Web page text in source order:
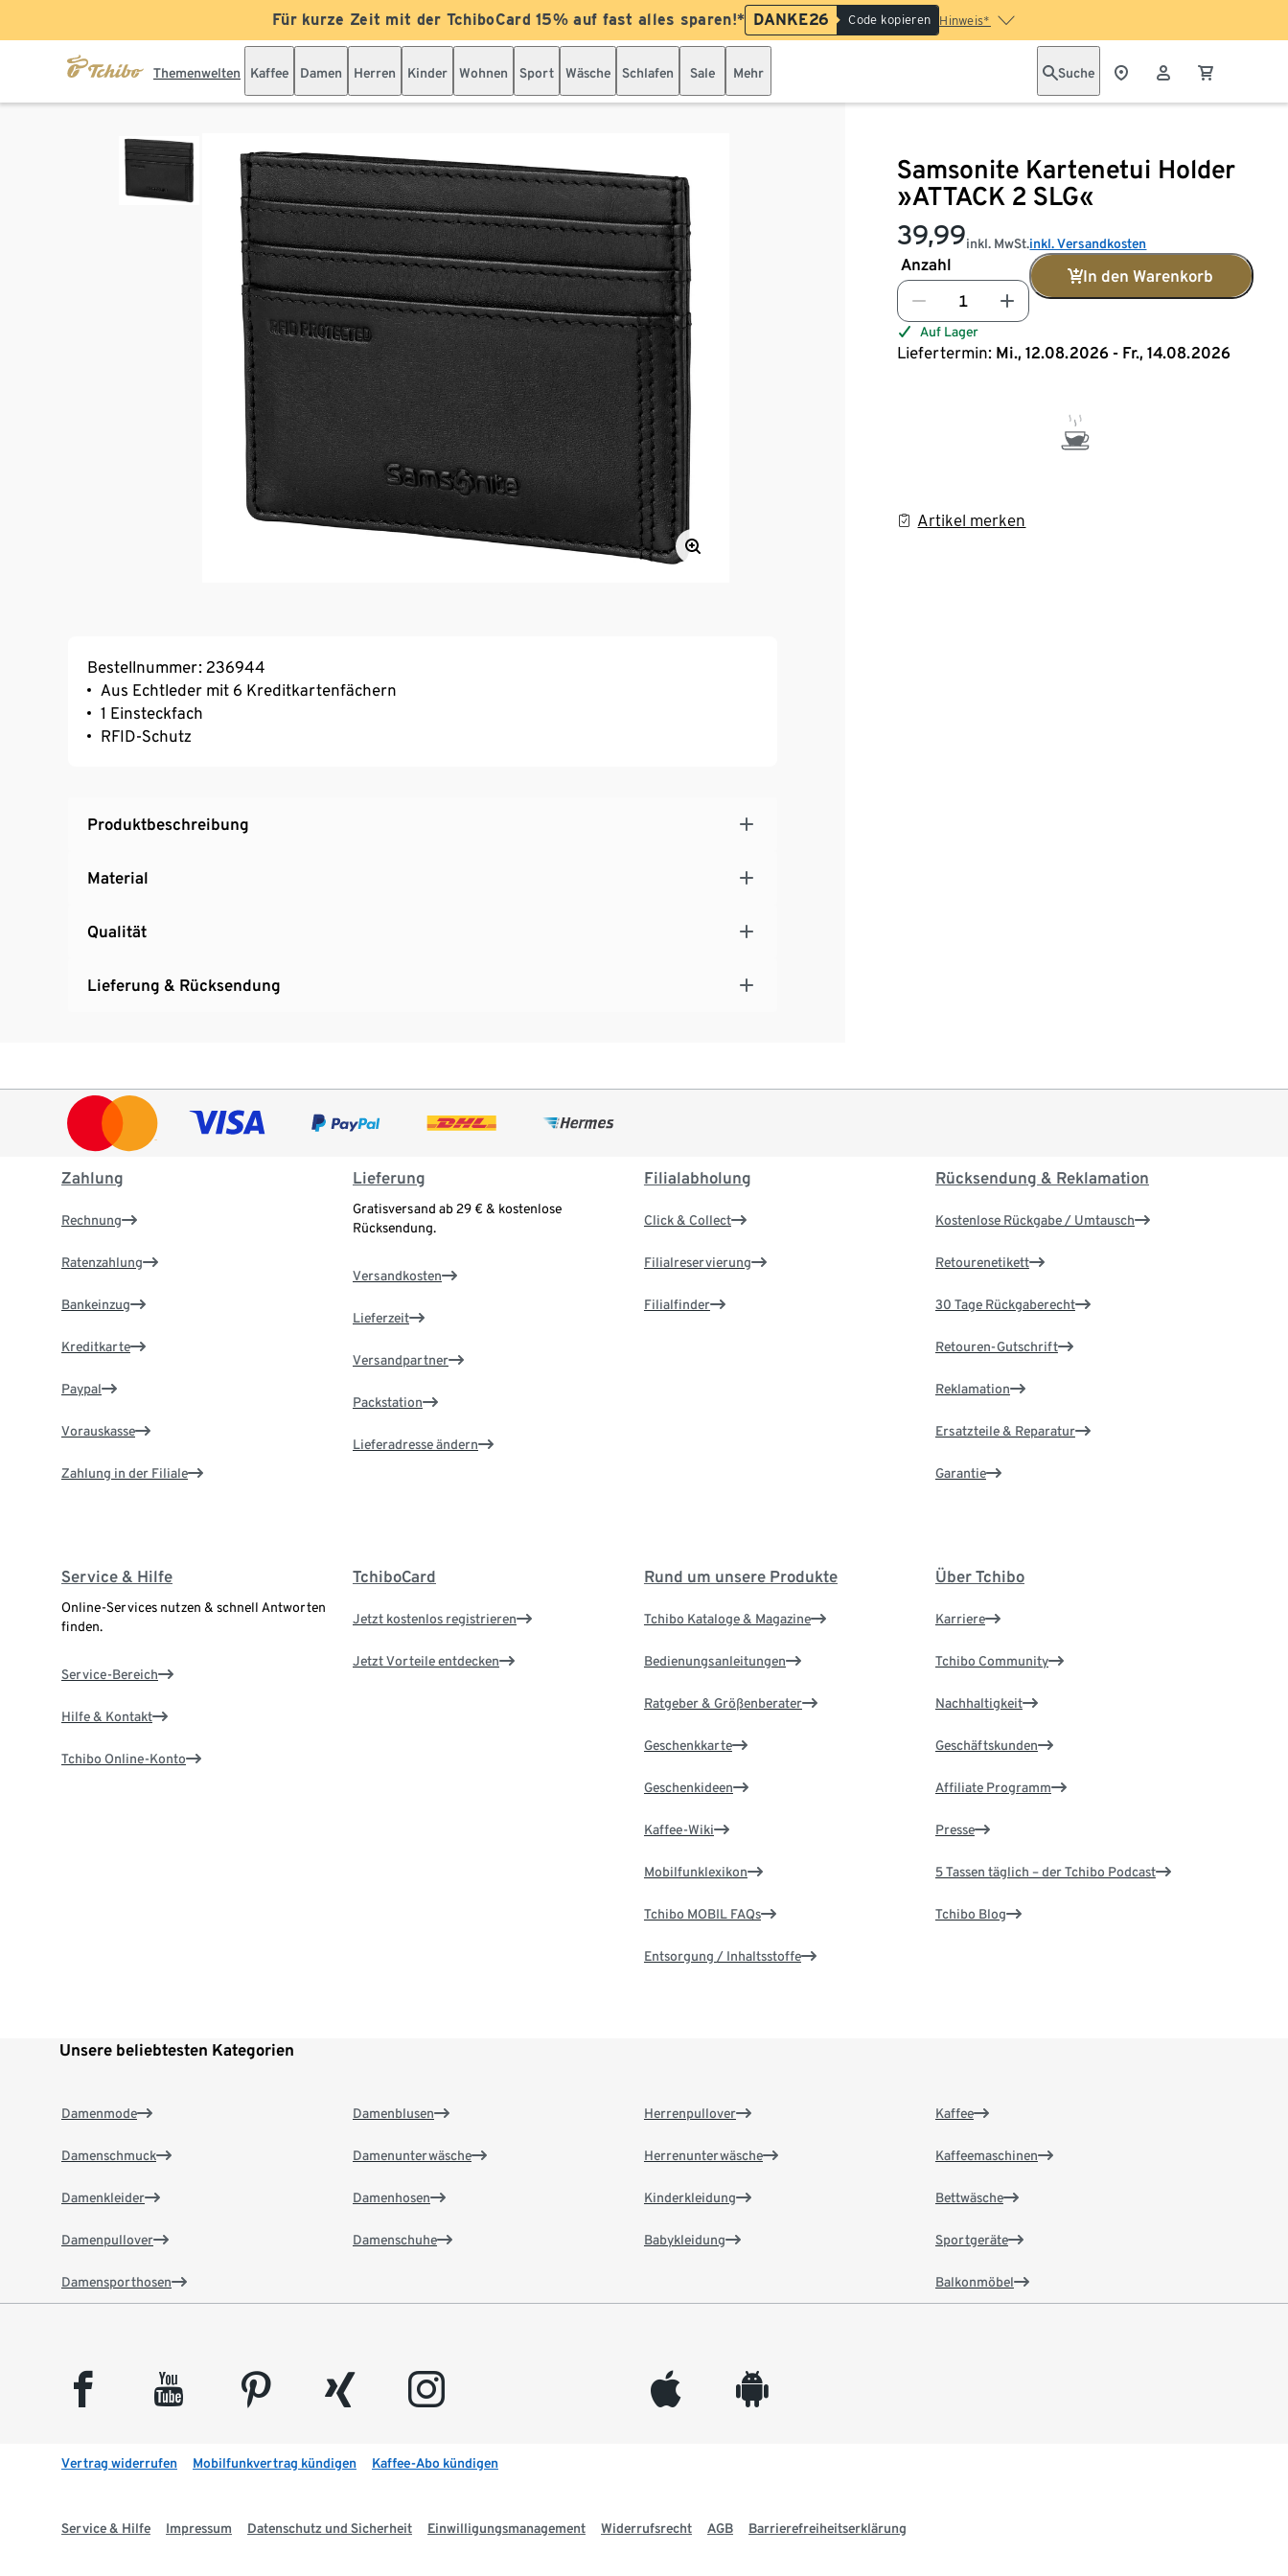
Für kurze Zeit mit der TchiboCard 15% auf fast alles sparen!* DANKE26 Code kopieren Hinweis*
Themenwelten Kaffee Damen Herren Kinder Wohnen Sport Wäsche Schlafen Sale Mehr Suche
Samsonite Kartenetui Holder
»ATTACK 2 SLG«
39,99inkl. MwSt.inkl. Versandkosten
Anzahl
In den Warenkorb
Auf Lager
Liefertermin: Mi., 12.08.2026 - Fr., 14.08.2026
Artikel merken
Bestellnummer: 236944
Aus Echtleder mit 6 Kreditkartenfächern
1 Einsteckfach
RFID-Schutz
Produktbeschreibung
Material
Qualität
Lieferung & Rücksendung
Zahlung
Rechnung
Ratenzahlung
Bankeinzug
Kreditkarte
Paypal
Vorauskasse
Zahlung in der Filiale
Lieferung
Gratisversand ab 29 € & kostenlose
Rücksendung.
Versandkosten
Lieferzeit
Versandpartner
Packstation
Lieferadresse ändern
Filialabholung
Click & Collect
Filialreservierung
Filialfinder
Rücksendung & Reklamation
Kostenlose Rückgabe / Umtausch
Retourenetikett
30 Tage Rückgaberecht
Retouren-Gutschrift
Reklamation
Ersatzteile & Reparatur
Garantie
Service & Hilfe
Online-Services nutzen & schnell Antworten
finden.
Service-Bereich
Hilfe & Kontakt
Tchibo Online-Konto
TchiboCard
Jetzt kostenlos registrieren
Jetzt Vorteile entdecken
Rund um unsere Produkte
Tchibo Kataloge & Magazine
Bedienungsanleitungen
Ratgeber & Größenberater
Geschenkkarte
Geschenkideen
Kaffee-Wiki
Mobilfunklexikon
Tchibo MOBIL FAQs
Entsorgung / Inhaltsstoffe
Über Tchibo
Karriere
Tchibo Community
Nachhaltigkeit
Geschäftskunden
Affiliate Programm
Presse
5 Tassen täglich – der Tchibo Podcast
Tchibo Blog
Unsere beliebtesten Kategorien
Damenmode
Damenschmuck
Damenkleider
Damenpullover
Damensporthosen
Damenblusen
Damenunterwäsche
Damenhosen
Damenschuhe
Herrenpullover
Herrenunterwäsche
Kinderkleidung
Babykleidung
Kaffee
Kaffeemaschinen
Bettwäsche
Sportgeräte
Balkonmöbel
facebook youtube pinterest xing instagram appleinc android
Vertrag widerrufen Mobilfunkvertrag kündigen Kaffee-Abo kündigen
Service & Hilfe Impressum Datenschutz und Sicherheit Einwilligungsmanagement Widerrufsrecht AGB Barrierefreiheitserklärung